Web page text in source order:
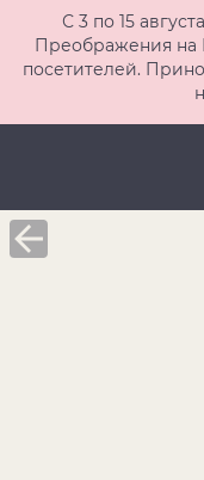
С 3 по 15
Преображения на
посетителей.